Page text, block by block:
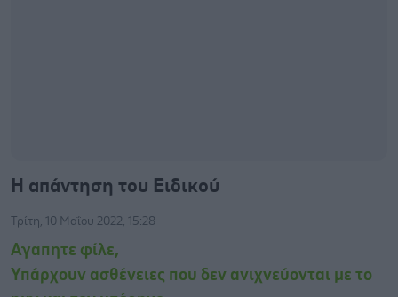
Η απάντηση του Ειδικού
Τρίτη, 10 Μαΐου 2022, 15:28
Αγαπητε φίλε,
Υπάρχουν ασθένειες που δεν ανιχνεύονται με το